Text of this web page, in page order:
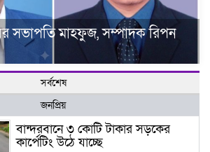
সভাপতি মাহফুজ, সম্পাদক রিপন
সর্বশেষ
জনপ্রিয়
বান্দরবানে ৩ কোটি টাকার সড়কের
কার্পেটিং উঠে যাচ্ছে